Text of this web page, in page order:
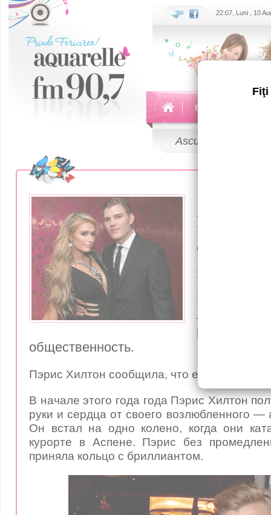
Fiţi
22:07, Luni , 10
Echipa
Ascultă
Пэрис
молодым
Причина по
львица
общественность.
Пэрис Хилтон сообщила, что ей некогда
В начале этого года года Пэрис Хилтон
руки и сердца от своего возлюбленного —
Он встал на одно колено, когда они
курорте в Аспене. Пэрис без
приняла кольцо с бриллиантом.